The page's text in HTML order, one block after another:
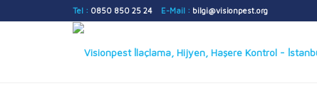
Tel : 0850 850 25 24 E-Mail : bilgi@visionpest.org